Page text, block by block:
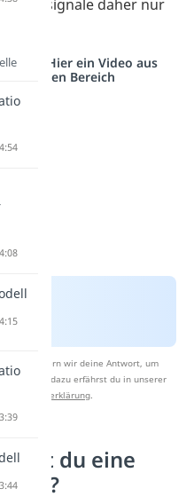
Warnsignale daher nur
Hier ein Video aus
anderen Bereich
speichern wir deine Antwort, um
Mehr dazu erfährst du in unserer
.
du eine